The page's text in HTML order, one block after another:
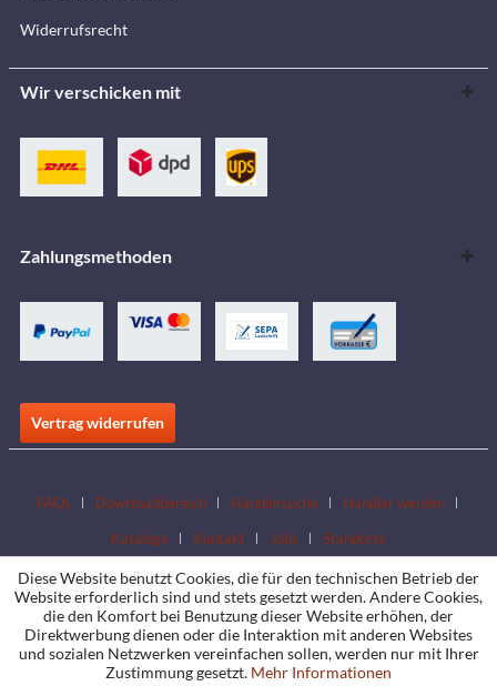
Widerrufsrecht
Wir verschicken mit
Zahlungsmethoden
Vertrag widerrufen
FAQs Downloadbereich Händlersuche
Händler werden
Kataloge
Kontakt Jobs Standorte
Diese Website benutzt Cookies, die für den technischen Betrieb der
Website erforderlich sind und stets gesetzt werden. Andere Cookies,
die den Komfort bei Benutzung dieser Website erhöhen, der
Direktwerbung dienen oder die Interaktion mit anderen Websites
und sozialen Netzwerken vereinfachen sollen, werden nur mit Ihrer
Zustimmung gesetzt. Mehr Informationen